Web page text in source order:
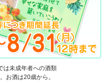
は未成年者への酒類
お酒は20歳から。